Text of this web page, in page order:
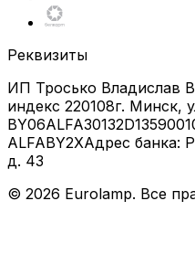
Реквизиты
ИП Тросько Владислав
индекс 220108г. Минск,
ALFABY2XАдрес банка:
д. 43
© 2026 Eurolamp. Все